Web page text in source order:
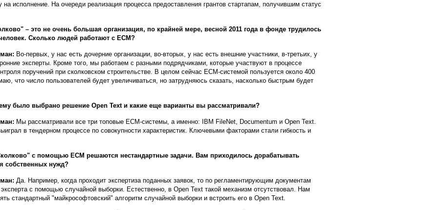
на исполнение. На очереди реализация процесса предоставления грантов стартапам, получившим статус
– это не очень большая организация, по крайней мере, весной 2011 года в фонде трудилось
Сколько людей работают с ECM?
Во-первых, у нас есть дочерние организации, во-вторых, у нас есть внешние участники, в-третьих, у
эксперты. Кроме того, мы работаем с разными подрядчиками, которые участвуют в процессе
поручений при сколковском строительстве. В целом сейчас ECM-системой пользуется около 400
что число пользователей будет увеличиваться, но затрудняюсь сказать, насколько быстрым будет
было выбрано решение Open Text и какие еще варианты вы рассматривали?
Мы рассматривали все три топовые ECM-системы, а именно: IBM FileNet, Documentum и Open Text.
в тендерном процессе по совокупности характеристик. Ключевыми факторами стали гибкость и
с помощью ECM решаются нестандартные задачи. Вам приходилось дорабатывать
собственных нужд?
Да. Например, когда проходит экспертиза поданных заявок, то по регламентирующим документам
с помощью случайной выборки. Естественно, в Open Text такой механизм отсутствовал. Нам
стандартный "майкрософтовский" алгоритм случайной выборки и встроить его в Open Text.